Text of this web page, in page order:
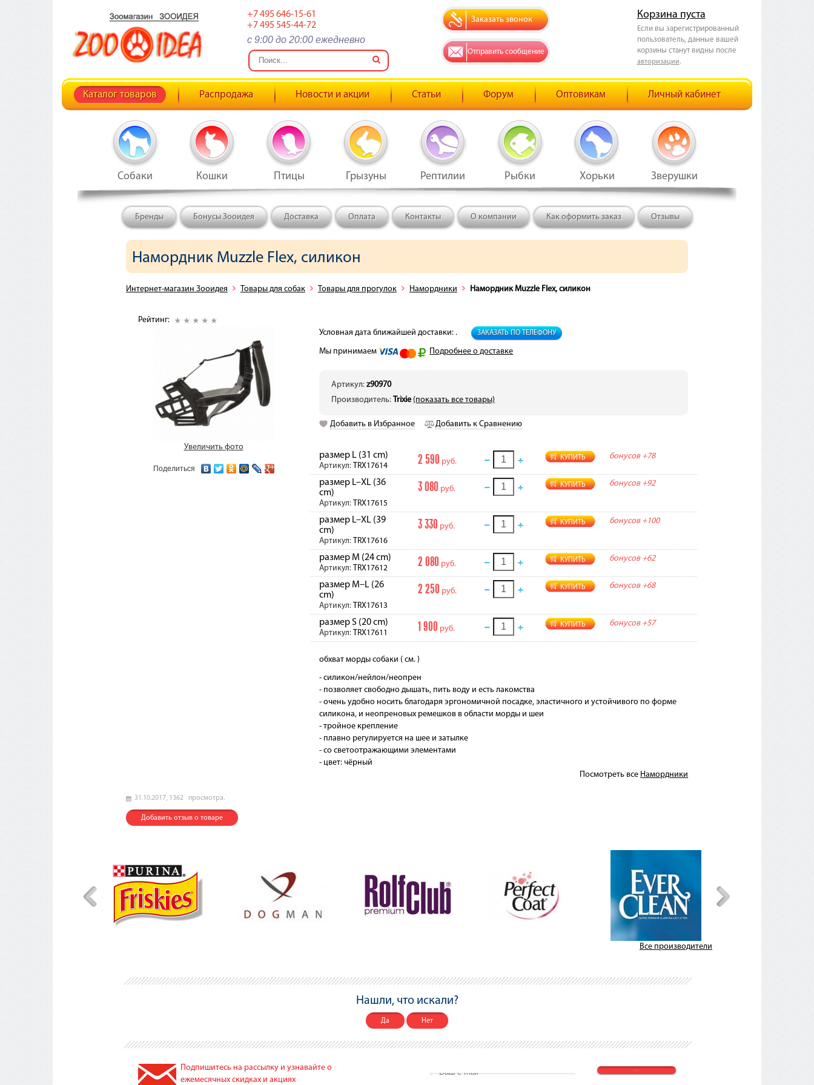
+7 495 646-15-61
+7 495 545-44-72
c 9:00 до 20:00 ежедневно
Заказать звонок
Отправить сообщение
Корзина пуста
Если вы зарегистрированный
пользователь, данные вашей
корзины станут видны после
авторизации.
Каталог товаров Распродажа Новости и акции Статьи Форум Оптовикам Личный кабинет
Собаки Кошки Птицы Грызуны Рептилии Рыбки Хорьки Зверушки
Бренды Бонусы Зооидея Доставка Оплата Контакты О компании Как оформить заказ Отзывы
Намордник Muzzle Flex, силикон
Интернет-магазин Зооидея Товары для собак Товары для прогулок Намордники Намордник Muzzle Flex, силикон
Рейтинг:
Увеличить фото
Поделиться
Условная дата ближайшей доставки: . ЗАКАЗАТЬ ПО ТЕЛЕФОНУ
Мы принимаем Подробнее о доставке
Артикул:z90970
Производитель: Trixie (показать все товары)
Добавить в Избранное Добавить к Сравнению
размер L (31 cm)
Артикул: TRX17614 2 590 руб.
бонусов +78
КУПИТЬ
размер L–XL (36
cm)
Артикул: TRX17615
3 080 руб.
бонусов +92
КУПИТЬ
размер L–XL (39
cm)
Артикул: TRX17616
3 330 руб.
бонусов +100
КУПИТЬ
размер M (24 cm)
Артикул: TRX17612 2 080 руб.
бонусов +62
КУПИТЬ
размер M–L (26
cm)
Артикул: TRX17613
2 250 руб.
бонусов +68
КУПИТЬ
размер S (20 cm)
Артикул: TRX17611 1 900 руб.
бонусов +57
КУПИТЬ
обхват морды собаки ( см. )
- силикон/нейлон/неопрен
- позволяет свободно дышать, пить воду и есть лакомства
- очень удобно носить благодаря эргономичной посадке, эластичного и устойчивого по форме
силикона, и неопреновых ремешков в области морды и шеи
- тройное крепление
- плавно регулируется на шее и затылке
- со светоотражающими элементами
- цвет: чёрный
Посмотреть все Намордники
31.10.2017, 1362 просмотра.
Добавить отзыв о товаре
Все производители
Нашли, что искали?
Да Нет
Подпишитесь на рассылку и узнавайте о
ежемесячных скидках и акциях